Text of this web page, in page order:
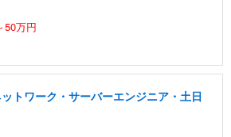
50万円
トワーク・サーバーエンジニア・土日